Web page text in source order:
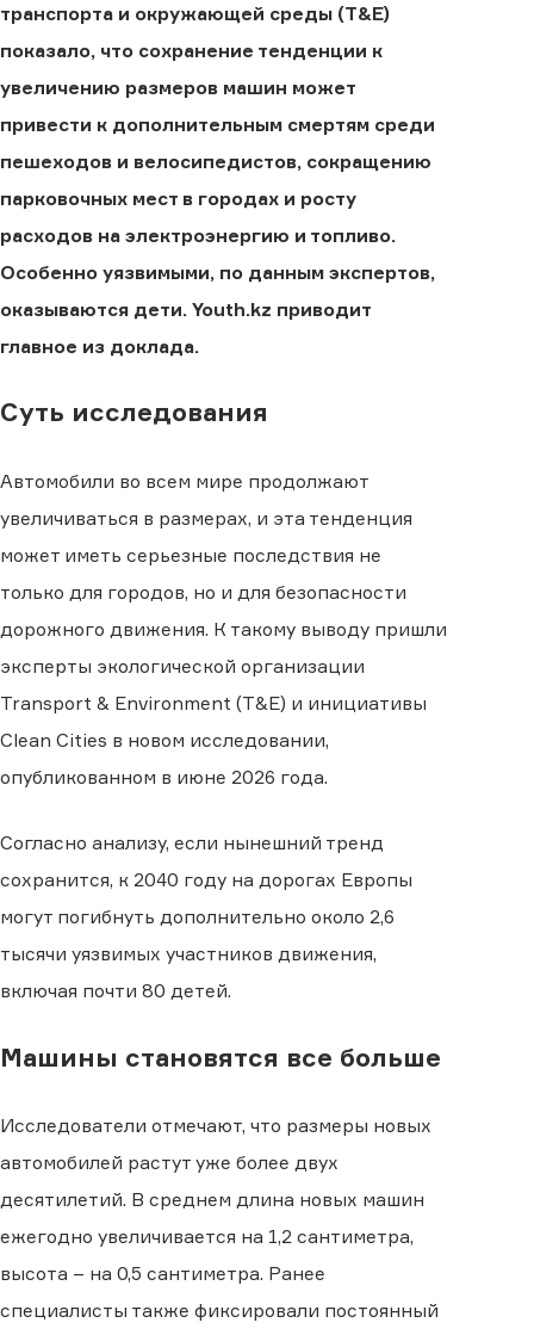
транспорта и окружающей среды (T&E)
показало, что сохранение тенденции к
увеличению размеров машин может
привести к дополнительным смертям среди
пешеходов и велосипедистов, сокращению
парковочных мест в городах и росту
расходов на электроэнергию и топливо.
Особенно уязвимыми, по данным экспертов,
оказываются дети. Youth.kz приводит
главное из доклада.
Суть исследования
Автомобили во всем мире продолжают
увеличиваться в размерах, и эта тенденция
может иметь серьезные последствия не
только для городов, но и для безопасности
дорожного движения. К такому выводу пришли
эксперты экологической организации
Transport & Environment (T&E) и инициативы
Clean Cities в новом исследовании,
опубликованном в июне 2026 года.
Согласно анализу, если нынешний тренд
сохранится, к 2040 году на дорогах Европы
могут погибнуть дополнительно около 2,6
тысячи уязвимых участников движения,
включая почти 80 детей.
Машины становятся все больше
Исследователи отмечают, что размеры новых
автомобилей растут уже более двух
десятилетий. В среднем длина новых машин
ежегодно увеличивается на 1,2 сантиметра,
высота – на 0,5 сантиметра. Ранее
специалисты также фиксировали постоянный